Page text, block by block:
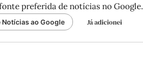
preferida de notícias no Google.
ao Google Já adicionei